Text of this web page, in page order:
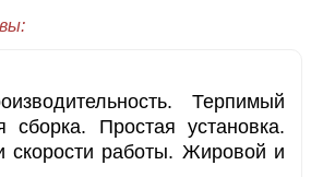
Терпимый
сборка. Простая установка.
скорости работы. Жировой и